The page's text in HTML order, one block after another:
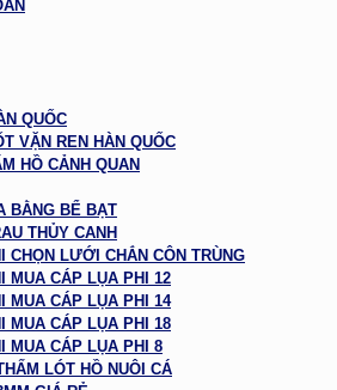
QUỐC
VẶN REN HÀN QUỐC
HỒ CẢNH QUAN
BẰNG BỂ BẠT
THỦY CANH
CHỌN LƯỚI CHẮN CÔN TRÙNG
MUA CÁP LỤA PHI 12
MUA CÁP LỤA PHI 14
MUA CÁP LỤA PHI 18
MUA CÁP LỤA PHI 8
LÓT HỒ NUÔI CÁ